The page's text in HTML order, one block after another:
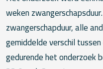
weken
zwangerschapduur, alle
gemiddelde verschil
gedurende het onderzoek